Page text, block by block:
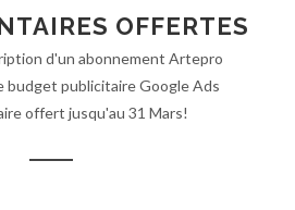
OFFERTES
d'un abonnement Artepro
budget publicitaire Google Ads
offert jusqu'au 31 Mars!